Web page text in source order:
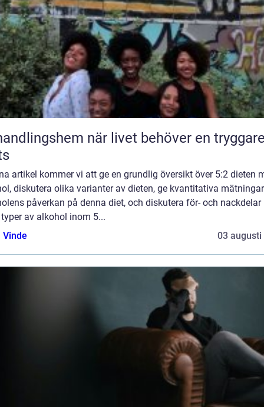
när livet behöver en tryggare
artikel kommer vi att ge en grundlig översikt över 5:2 dieten
diskutera olika varianter av dieten, ge kvantitativa
påverkan på denna diet, och diskutera för- och nackdelar
av alkohol inom 5...
Vinde
03 augusti